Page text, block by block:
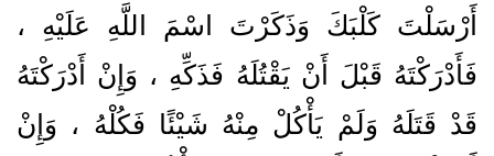
أَرْسَلْتَ كَلْبَكَ وَذَكَرْتَ اسْمَ اللَّهِ عَلَيْهِ ،
فَأَدْرَكْتَهُ قَبْلَ أَنْ يَقْتُلَهُ فَذَكِّهِ ، وَإِنْ أَدْرَكْتَهُ
قَدْ قَتَلَهُ وَلَمْ يَأْكُلْ مِنْهُ شَيْئًا فَكُلْهُ ، وَإِنْ